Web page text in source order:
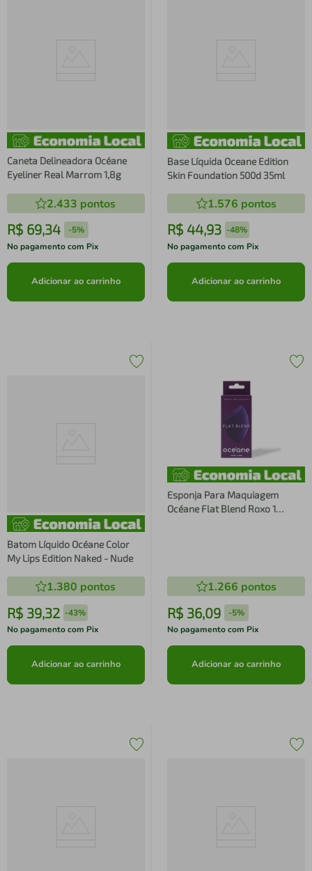
Caneta Delineadora Océane
Eyeliner Real Marrom 1,8g
2.433 pontos
R$ 69,34 -5%
No pagamento com Pix
Adicionar ao carrinho
Base Líquida Oceane Edition
Skin Foundation 500d 35ml
1.576 pontos
R$ 44,93 -48%
No pagamento com Pix
Adicionar ao carrinho
Batom Líquido Océane Color
My Lips Edition Naked - Nude
1.380 pontos
R$ 39,32 -43%
No pagamento com Pix
Adicionar ao carrinho
Esponja Para Maquiagem
Océane Flat Blend Roxo 1
1.266 pontos
R$ 36,09 -5%
No pagamento com Pix
Adicionar ao carrinho